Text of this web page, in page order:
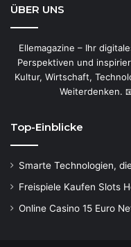
ÜBER UNS
Ellemagazine – Ihr
Perspektiven und
Kultur, Wirtschaft,
Weiterdenken.
Top-Einblicke
Smarte Technologien,
Freispiele Kaufen Slots
Online Casino 15 Euro